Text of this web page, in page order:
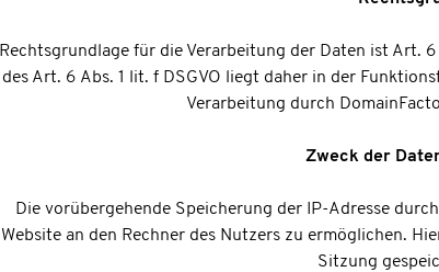
Rechtsgrundlage für die Verarbeitung der Daten ist Art.
des Art. 6 Abs. 1 lit. f DSGVO liegt daher in der
Verarbeitung durch
Zweck der
Die vorübergehende Speicherung der IP-Adresse
Website an den Rechner des Nutzers zu ermöglichen.
Sitzung